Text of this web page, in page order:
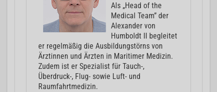
Als „Head of the
Medical Team” der
Alexander von
Humboldt II begleitet
er regelmäßig die Ausbildungstörns von
Ärztinnen und Ärzten in Maritimer Medizin.
Zudem ist er Spezialist für Tauch-,
Überdruck-, Flug- sowie Luft- und
Raumfahrtmedizin.